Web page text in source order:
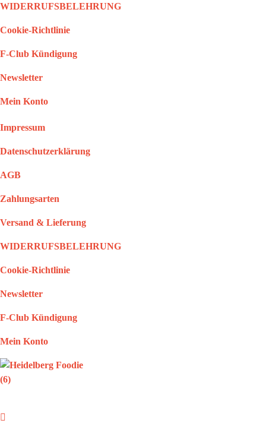
WIDERRUFSBELEHRUNG
Cookie-Richtlinie
F-Club Kündigung
Newsletter
Mein Konto
Impressum
Datenschutzerklärung
AGB
Zahlungsarten
Versand & Lieferung
WIDERRUFSBELEHRUNG
Cookie-Richtlinie
Newsletter
F-Club Kündigung
Mein Konto